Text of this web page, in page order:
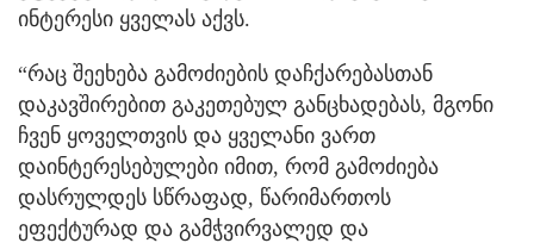
ინტერესი ყველას აქვს.
“რაც შეეხება გამოძიების დაჩქარებასთან
დაკავშირებით გაკეთებულ განცხადებას, მგონი
ჩვენ ყოველთვის და ყველანი ვართ
დაინტერესებულები იმით, რომ გამოძიება
დასრულდეს სწრაფად, წარიმართოს
ეფექტურად და გამჭვირვალედ და